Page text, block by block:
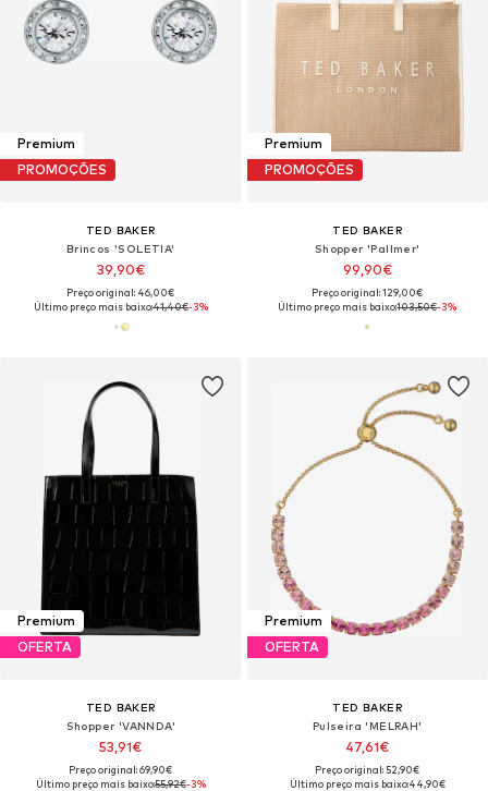
Premium
PROMOÇÕES
TED BAKER
Brincos 'SOLETIA'
39,90€
Preço original: 46,00€
Último preço mais baixo:41,40€-3%
Premium
PROMOÇÕES
TED BAKER
Shopper 'Pallmer'
99,90€
Preço original: 129,00€
Último preço mais baixo:103,50€-3%
Premium
OFERTA
TED BAKER
Shopper 'VANNDA'
53,91€
Preço original: 69,90€
Último preço mais baixo:55,92€-3%
Premium
OFERTA
TED BAKER
Pulseira 'MELRAH'
47,61€
Preço original: 52,90€
Último preço mais baixo:44,90€